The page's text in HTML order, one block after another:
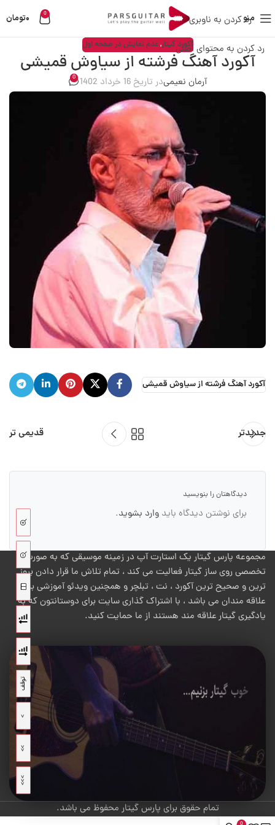
رد کردن به ناوبری
رد کردن به محتوای اصلی
منو 0
0تومان
آکورد گیتار,عدم نمایش در صفحه اول
آکورد آهنگ فرشته از سیاوش قمیشی
آرمان نعیمیدر تاریخ 16 خرداد 1402 0
آکورد آهنگ فرشته از سیاوش قمیشی
جدیدتر قدیمی تر
دیدگاهتان را بنویسید
برای نوشتن دیدگاه باید وارد بشوید.
مجموعه پارس گیتار یک استارت آپ در زمینه موسیقی که به صورت
تخصصی روی ساز گیتار فعالیت می کند ، تمام تلاش ما قرار دادن بروز
ترین و صحیح ترین آکورد ، نت ، تبلچر و همچنین ویدئو آموزشی برای
علاقه مندان می باشد ، با اشتراک گذاری سایت برای دوستانتون که به
یادگیری گیتار علاقه مند هستند از ما حمایت کنید.
تمام حقوق برای پارس گیتار محفوظ می باشد.